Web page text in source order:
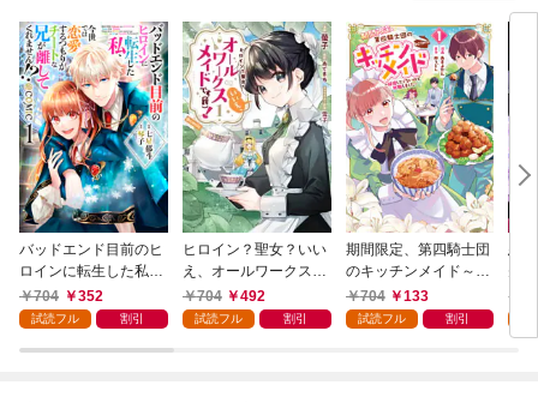
バッドエンド目前のヒ
ロインに転生した私、
今世では恋愛するつも
りがチートな兄が離し
OMIC 第1巻
704 352
試読フル 割引
ヒロイン？聖女？いい
え、オールワークスメ
イドです（誇）！@C
OMIC 第1巻
704 492
試読フル 割引
期間限定、第四騎士団
のキッチンメイド～結
婚したくないので就職
しました～@COMIC
704 133
試読フル 割引
悪
先
令
ラ
の